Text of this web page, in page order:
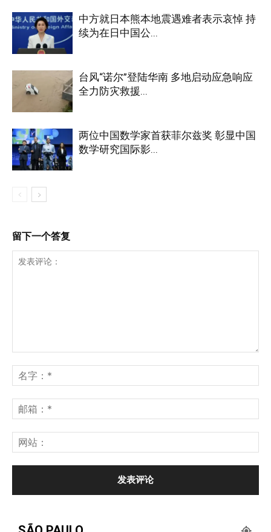
中方就日本熊本地震遇难者表示哀悼 持
续为在日中国公...
台风“诺尔”登陆华南 多地启动应急响应
全力防灾救援...
两位中国数学家首获菲尔兹奖 彰显中国
数学研究国际影...
留下一个答复